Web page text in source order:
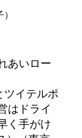
あいロー
イテルポ
はドライ
く手がけ